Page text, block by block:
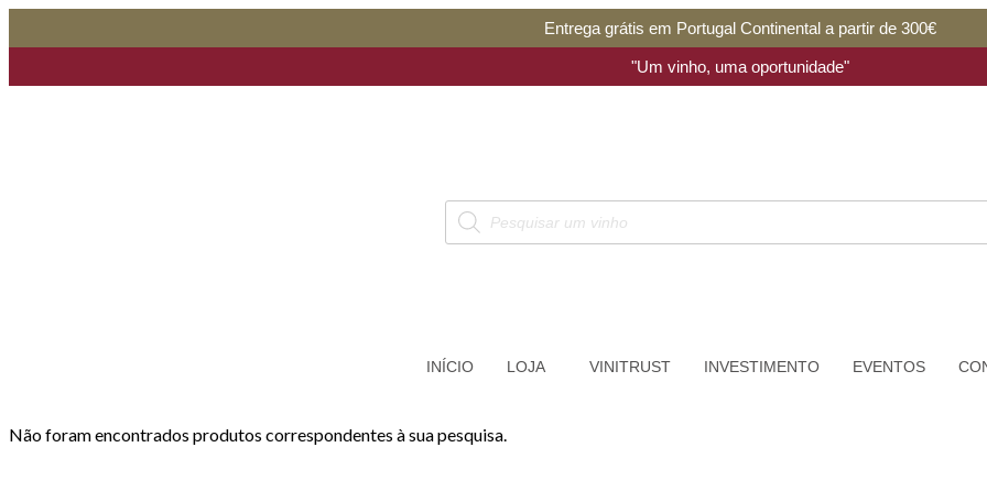
Entrega grátis em Portugal Continental a partir de 300€
"Um vinho, uma oportunidade"
INÍCIO LOJA VINITRUST INVESTIMENTO EVENTOS
Não foram encontrados produtos correspondentes à sua pesquisa.